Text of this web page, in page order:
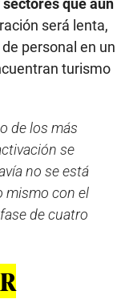
sectores que aún
será lenta,
personal en un
turismo
de los más
se
no se está
mismo con el
de cuatro